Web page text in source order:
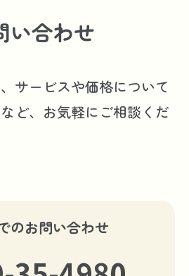
い合わせ
サービスや価格について
ど、お気軽にご相談くだ
のお問い合わせ